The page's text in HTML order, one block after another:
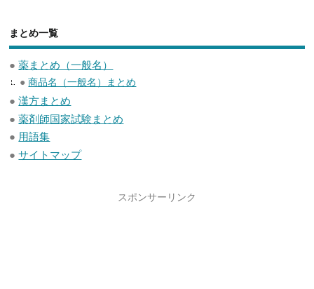
まとめ一覧
●薬まとめ（一般名）
●商品名（一般名）まとめ
●漢方まとめ
●薬剤師国家試験まとめ
● 用語集
●サイトマップ
スポンサーリンク